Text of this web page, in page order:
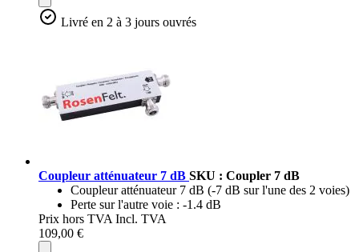
Livré en 2 à 3 jours ouvrés
Coupleur atténuateur 7 dB SKU : Coupler 7 dB
Coupleur atténuateur 7 dB (-7 dB sur l'une des 2 voies)
Perte sur l'autre voie : -1.4 dB
Prix hors TVA Incl. TVA
109,00 €